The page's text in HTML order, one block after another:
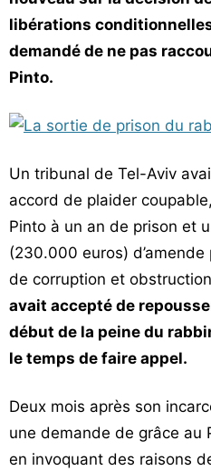
Vos
chroniques
Les
adresses
libérations
demandé de ne pas
Pinto.
Un tribunal de Tel-Aviv
accord de plaider
Pinto à un an de prison et
(230.000 euros)
de corruption et
avait accepté de
début de la peine du
le temps de faire appel.
Deux mois après son
une demande de grâce au
en invoquant des raisons